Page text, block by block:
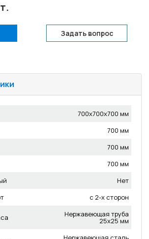
Задать вопрос
700x700x700 мм
700 мм
700 мм
700 мм
Нет
с 2-х сторон
Нержавеющая труба
25x25 мм